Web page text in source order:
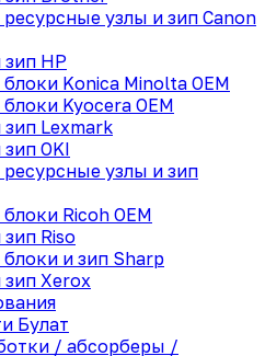
узлы и зип Canon
HP
Konica Minolta OEM
Kyocera OEM
Lexmark
OKI
узлы и зип
Ricoh OEM
Riso
и зип Sharp
Xerox
Булат
/ абсорберы /